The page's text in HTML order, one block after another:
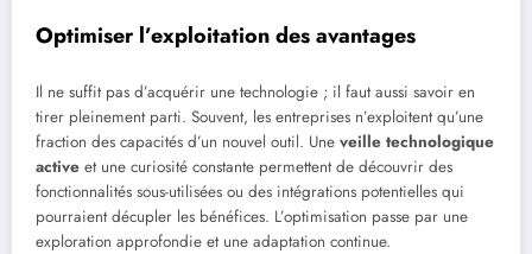
Optimiser l’exploitation des avantages
Il ne suffit pas d’acquérir une technologie ; il faut aussi savoir en
tirer pleinement parti. Souvent, les entreprises n’exploitent qu’une
fraction des capacités d’un nouvel outil. Une veille technologique
active et une curiosité constante permettent de découvrir des
fonctionnalités sous-utilisées ou des intégrations potentielles qui
pourraient décupler les bénéfices. L’optimisation passe par une
exploration approfondie et une adaptation continue.